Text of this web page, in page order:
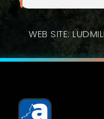
WEB SITE: